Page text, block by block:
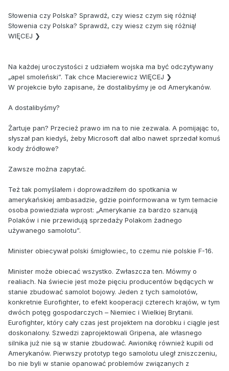
Słowenia czy Polska? Sprawdź, czy wiesz czym się różnią!
Słowenia czy Polska? Sprawdź, czy wiesz czym się różnią!
WIĘCEJ ❯
Na każdej uroczystości z udziałem wojska ma być odczytywany
„apel smoleński”. Tak chce Macierewicz WIĘCEJ ❯
W projekcie było zapisane, że dostalibyśmy je od Amerykanów.
A dostalibyśmy?
Żartuje pan? Przecież prawo im na to nie zezwala. A pomijając to,
słyszał pan kiedyś, żeby Microsoft dał albo nawet sprzedał komuś
kody źródłowe?
Zawsze można zapytać.
Też tak pomyślałem i doprowadziłem do spotkania w
amerykańskiej ambasadzie, gdzie poinformowana w tym temacie
osoba powiedziała wprost: „Amerykanie za bardzo szanują
Polaków i nie przewidują sprzedaży Polakom żadnego
używanego samolotu”.
Minister obiecywał polski śmigłowiec, to czemu nie polskie F-16.
Minister może obiecać wszystko. Zwłaszcza ten. Mówmy o
realiach. Na świecie jest może pięciu producentów będących w
stanie zbudować samolot bojowy. Jeden z tych samolotów,
konkretnie Eurofighter, to efekt kooperacji czterech krajów, w tym
dwóch potęg gospodarczych – Niemiec i Wielkiej Brytanii.
Eurofighter, który cały czas jest projektem na dorobku i ciągle jest
doskonalony. Szwedzi zaprojektowali Gripena, ale własnego
silnika już nie są w stanie zbudować. Awionikę również kupili od
Amerykanów. Pierwszy prototyp tego samolotu uległ zniszczeniu,
bo nie byli w stanie opanować problemów związanych z